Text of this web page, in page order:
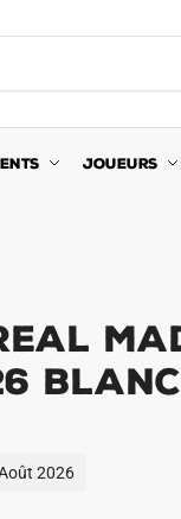
JOUEURS
2026